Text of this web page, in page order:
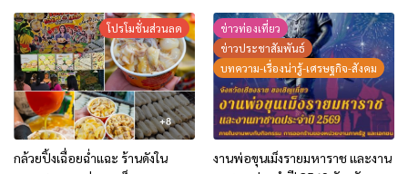
โปรโมชั่นส่วนลด
กล้วยปิ้งเฉื่อยฉ่ำแฉะ ร้านดังใน
ข่าวท่องเที่ยว
ข่าวประชาสัมพันธ์
บทความ-เรื่องน่ารู้-เศรษฐกิจ-สังคม
งานพ่อขุนเม็งรายมหาราช และงาน